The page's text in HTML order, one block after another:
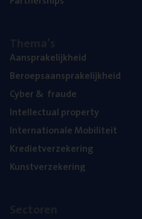
Aan­spra­ke­lijk­heid
Beroeps­aan­spra­ke­lijk­heid
Cyber& fraude
Intel­lec­tu­al property
Inter­na­ti­o­na­le Mobiliteit
Kre­diet­ver­ze­ke­ring
Kunst­ver­ze­ke­ring